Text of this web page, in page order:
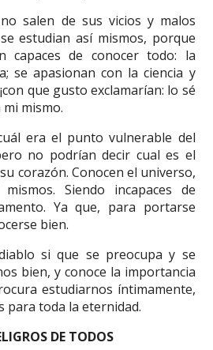
salen de sus vicios y malos
estudian así mismos, porque
capaces de conocer todo: la
se apasionan con la ciencia y
que gusto exclamarían: lo sé
mi mismo.
era el punto vulnerable del
no podrían decir cual es el
corazón. Conocen el universo,
Siendo incapaces de
Ya que, para portarse
bien.
si que se preocupa y se
bien, y conoce la importancia
estudiarnos íntimamente,
para toda la eternidad.
DE TODOS